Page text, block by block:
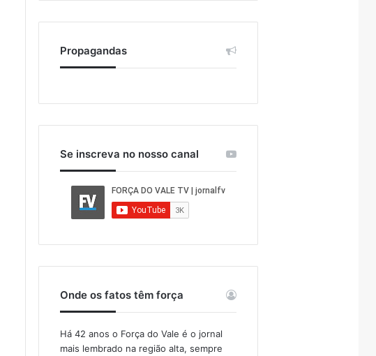
Propagandas
Se inscreva no nosso canal
Onde os fatos têm força
Há 42 anos o Força do Vale é o jornal
mais lembrado na região alta, sempre